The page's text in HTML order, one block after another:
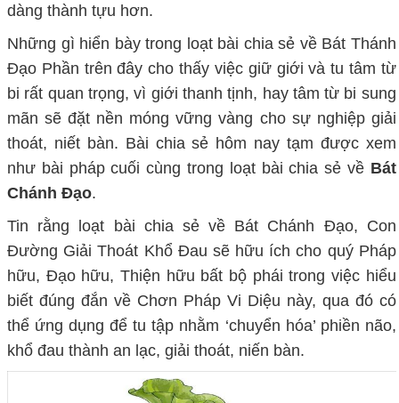
dàng thành tựu hơn.
Những gì hiển bày trong loạt bài chia sẻ về Bát Thánh
Đạo Phần trên đây cho thấy việc giữ giới và tu tâm từ
bi rất quan trọng, vì giới thanh tịnh, hay tâm từ bi sung
mãn sẽ đặt nền móng vững vàng cho sự nghiệp giải
thoát, niết bàn. Bài chia sẻ hôm nay tạm được xem
như bài pháp cuối cùng trong loạt bài chia sẻ về Bát
Chánh Đạo.
Tin rằng loạt bài chia sẻ về Bát Chánh Đạo, Con
Đường Giải Thoát Khổ Đau sẽ hữu ích cho quý Pháp
hữu, Đạo hữu, Thiện hữu bất bộ phái trong việc hiểu
biết đúng đắn về Chơn Pháp Vi Diệu này, qua đó có
thể ứng dụng để tu tập nhằm ‘chuyển hóa’ phiền não,
khổ đau thành an lạc, giải thoát, niến bàn.